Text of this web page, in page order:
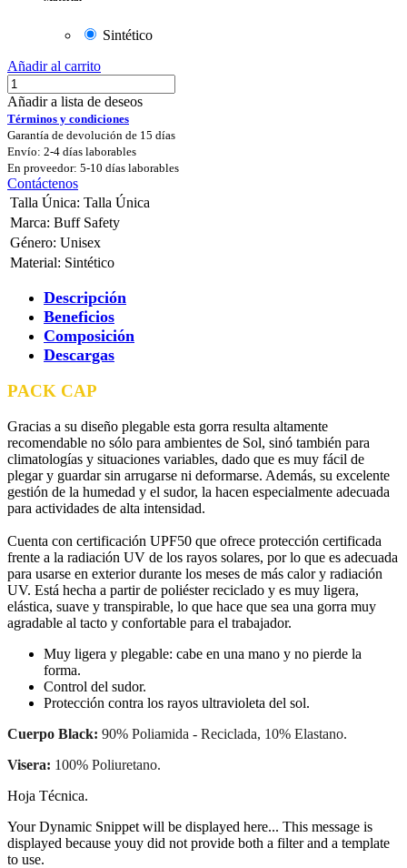
Sintético
Añadir al carrito
Añadir a lista de deseos
Términos y condiciones
Garantía de devolución de 15 días
Envío: 2-4 días laborables
En proveedor: 5-10 días laborables
Contáctenos
Talla Única: Talla Única
Marca: Buff Safety
Género: Unisex
Material: Sintético
Descripción
Beneficios
Composición
Descargas
PACK CAP
Gracias a su diseño plegable esta gorra resulta altamente
recomendable no sólo para ambientes de Sol, sinó también para
climatologías y situaciones variables, dado que es muy fácil de
plegar y guardar sin arrugarse ni deformarse. Además, su excelente
gestión de la humedad y el sudor, la hacen especialmente adecuada
para actividades de alta intensidad.
Cuenta con certificación UPF50 que ofrece protección certificada
frente a la radiación UV de los rayos solares, por lo que es adecuada
para usarse en exterior durante los meses de más calor y radiación
UV. Está hecha a partir de poliéster reciclado y es muy ligera,
elástica, suave y transpirable, lo que hace que sea una gorra muy
agradable al tacto y confortable para el trabajador.
Muy ligera y plegable: cabe en una mano y no pierde la
forma.
Control del sudor.
Protección contra los rayos ultravioleta del sol.
Cuerpo Black: 90% Poliamida - Reciclada, 10% Elastano.
Visera: 100% Poliuretano.
Hoja Técnica.
Your Dynamic Snippet will be displayed here... This message is
displayed because youy did not provide both a filter and a template
to use.